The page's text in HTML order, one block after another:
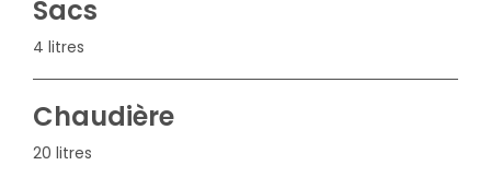
Sacs
4 litres
Chaudière
20 litres